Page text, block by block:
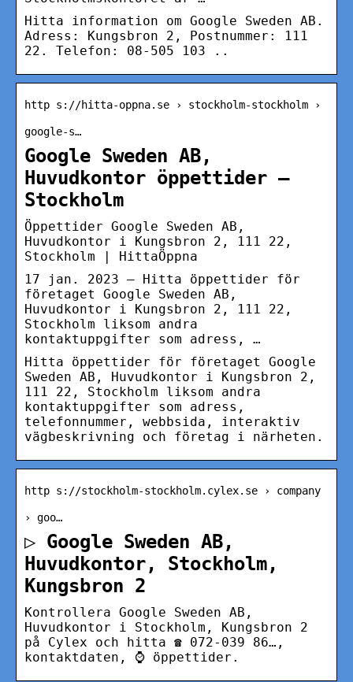
Hitta information om Google Sweden AB.
Adress: Kungsbron 2, Postnummer: 111
22. Telefon: 08-505 103 ..
http s://hitta-oppna.se › stockholm-stockholm ›
google-s…
Google Sweden AB,
Huvudkontor öppettider –
Stockholm
Öppettider Google Sweden AB,
Huvudkontor i Kungsbron 2, 111 22,
Stockholm | HittaÖppna
17 jan. 2023 — Hitta öppettider för
företaget Google Sweden AB,
Huvudkontor i Kungsbron 2, 111 22,
Stockholm liksom andra
kontaktuppgifter som adress, …
Hitta öppettider för företaget Google
Sweden AB, Huvudkontor i Kungsbron 2,
111 22, Stockholm liksom andra
kontaktuppgifter som adress,
telefonnummer, webbsida, interaktiv
vägbeskrivning och företag i närheten.
http s://stockholm-stockholm.cylex.se › company
› goo…
▷ Google Sweden AB,
Huvudkontor, Stockholm,
Kungsbron 2
Kontrollera Google Sweden AB,
Huvudkontor i Stockholm, Kungsbron 2
på Cylex och hitta ☎ 072-039 86…,
kontaktdaten, ⌚ öppettider.